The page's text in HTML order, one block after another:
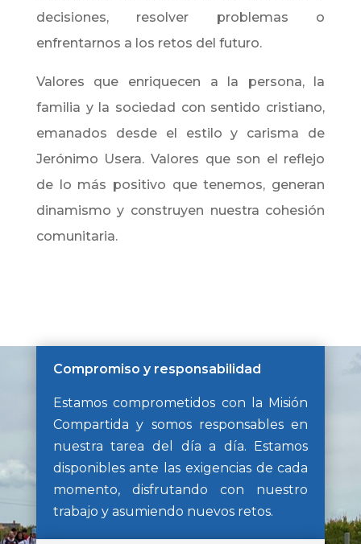
decisiones, resolver problemas o
enfrentarnos a los retos del futuro.
Valores que enriquecen a la persona, la
familia y la sociedad con sentido cristiano,
emanados desde el estilo y carisma de
Jerónimo Usera. Valores que son el reflejo
de lo más positivo que tenemos, generan
dinamismo y construyen nuestra cohesión
comunitaria.
Compromiso y responsabilidad
Estamos comprometidos con la Misión
Compartida y somos responsables en
nuestra tarea del día a día. Estamos
disponibles ante las exigencias de cada
momento, disfrutando con nuestro
trabajo y asumiendo nuevos retos.